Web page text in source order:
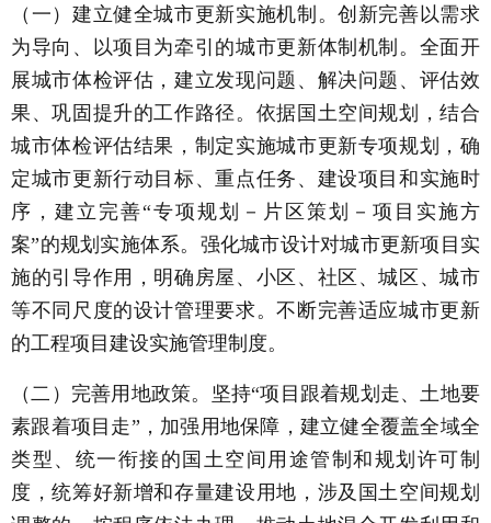
（一）建立健全城市更新实施机制。创新完善以需求
为导向、以项目为牵引的城市更新体制机制。全面开
展城市体检评估，建立发现问题、解决问题、评估效
果、巩固提升的工作路径。依据国土空间规划，结合
城市体检评估结果，制定实施城市更新专项规划，确
定城市更新行动目标、重点任务、建设项目和实施时
序，建立完善“专项规划－片区策划－项目实施方
案”的规划实施体系。强化城市设计对城市更新项目实
施的引导作用，明确房屋、小区、社区、城区、城市
等不同尺度的设计管理要求。不断完善适应城市更新
的工程项目建设实施管理制度。
（二）完善用地政策。坚持“项目跟着规划走、土地要
素跟着项目走”，加强用地保障，建立健全覆盖全域全
类型、统一衔接的国土空间用途管制和规划许可制
度，统筹好新增和存量建设用地，涉及国土空间规划